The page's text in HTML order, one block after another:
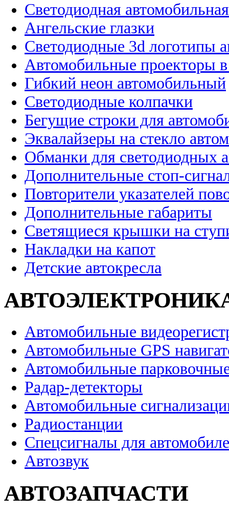
Светодиодная
Ангельские глазки
Светодиодные 3d логотипы
Автомобильные проекторы
Гибкий неон автомобильный
Светодиодные колпачки
Бегущие строки для
Эквалайзеры на стекло
Обманки для светодиодных
Дополнительные стоп-
Повторители указателей
Дополнительные габариты
Светящиеся крышки на
Накладки на капот
Детские автокресла
Автомобильные
Автомобильные GPS
Автомобильные
Радар-детекторы
Автомобильные
Радиостанции
Спецсигналы для
Автозвук
АВТОЗАПЧАСТИ